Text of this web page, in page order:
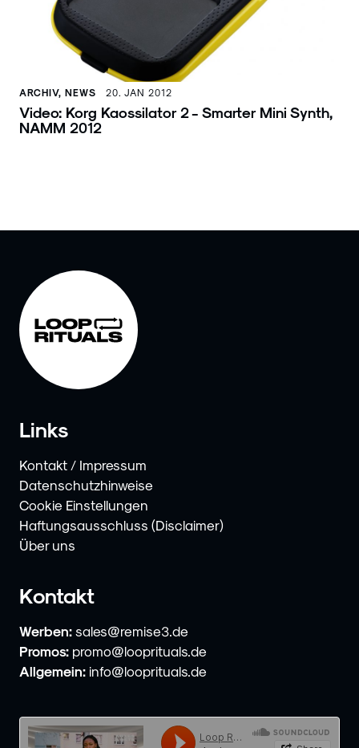
ARCHIV, NEWS 20. JAN 2012
Video: Korg Kaossilator 2 - Smarter Mini Synth,
NAMM 2012
Links
Kontakt / Impressum
Datenschutzhinweise
Cookie Einstellungen
Haftungsausschluss (Disclaimer)
Über uns
Kontakt
Werben: sales@remise3.de
Promos: promo@looprituals.de
Allgemein: info@looprituals.de